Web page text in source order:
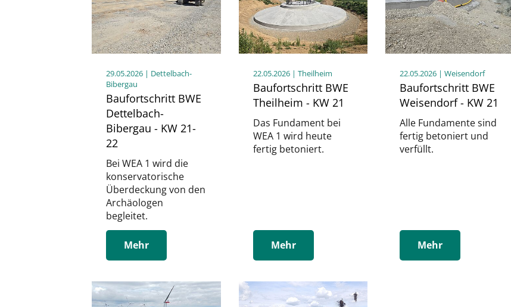
29.05.2026 | Dettelbach-
Bibergau
Baufortschritt BWE
Dettelbach-
Bibergau - KW 21-
22
Bei WEA 1 wird die
konservatorische
Überdeckung von den
Archäologen
begleitet.
Mehr
22.05.2026 | Theilheim
Baufortschritt BWE
Theilheim - KW 21
Das Fundament bei
WEA 1 wird heute
fertig betoniert.
Mehr
22.05.2026 | Weisendorf
Baufortschritt BWE
Weisendorf - KW 21
Alle Fundamente sind
fertig betoniert und
verfüllt.
Mehr